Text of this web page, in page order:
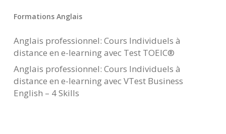
Formations Anglais
Anglais professionnel: Cours Individuels à
distance en e-learning avec Test TOEIC®
Anglais professionnel: Cours Individuels à
distance en e-learning avec VTest Business
English – 4 Skills